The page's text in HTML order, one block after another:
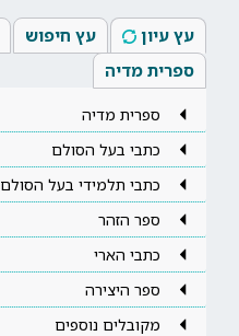
עץ עיון עץ חיפוש
ספרית מדיה
ספרית מדיה
כתבי בעל הסולם
כתבי תלמידי בעל הסולם
ספר הזהר
כתבי הארי
ספר היצירה
מקובלים נוספים